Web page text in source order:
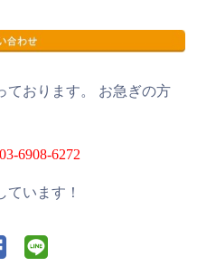
ております。 お急ぎの方
6908-6272
います！
facebook